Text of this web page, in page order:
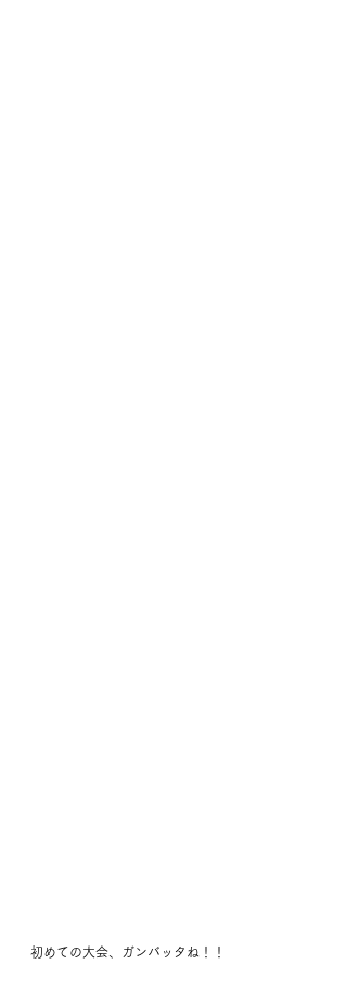
初めての大会、ガンバッタね！！